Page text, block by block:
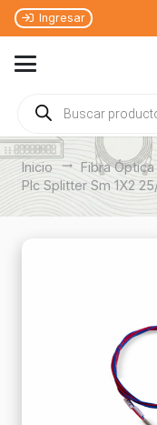
Ingresar
Búsqueda
de
productos
Inicio trending_flat Fibra Óptica
Plc Splitter Sm 1X2